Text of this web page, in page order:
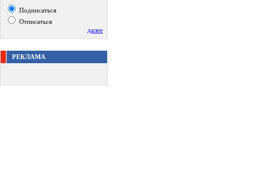
Подписаться
Отписаться
далее
РЕКЛАМА